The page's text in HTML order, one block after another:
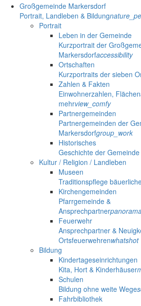
Großgemeinde Markersdorf
Portrait, Landleben & Bildung
Portrait
Leben in der Gemeinde
Kurzportrait der
Markersdorfaccessibility
Ortschaften
Kurzportraits der sieben
Zahlen & Fakten
Einwohnerzahlen,
mehrview_comfy
Partnergemeinden
Partnergemeinden der
Markersdorfgroup_work
Historisches
Geschichte der
Kultur / Religion / Landleben
Museen
Traditionspflege
Kirchengemeinden
Pfarrgemeinde &
Ansprechpartner
Feuerwehr
Ansprechpartner &
Ortsfeuerwehrenwhatshot
Bildung
Kindertageseinrichtungen
Kita, Hort & Kinderhäuser
Schulen
Bildung ohne weite Wege
Fahrbibliothek